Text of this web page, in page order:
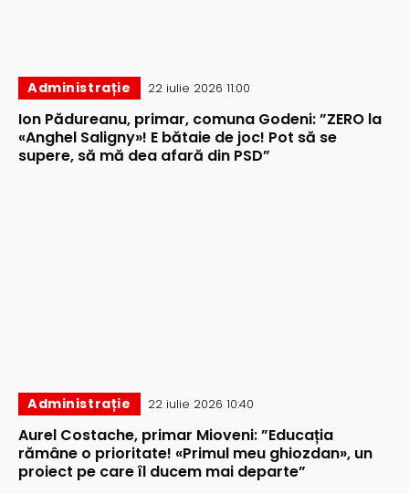
Administrație 22 iulie 2026 11:00
Ion Pădureanu, primar, comuna Godeni: ”ZERO la
«Anghel Saligny»! E bătaie de joc! Pot să se
supere, să mă dea afară din PSD”
Administrație 22 iulie 2026 10:40
Aurel Costache, primar Mioveni: ”Educația
rămâne o prioritate! «Primul meu ghiozdan», un
proiect pe care îl ducem mai departe”